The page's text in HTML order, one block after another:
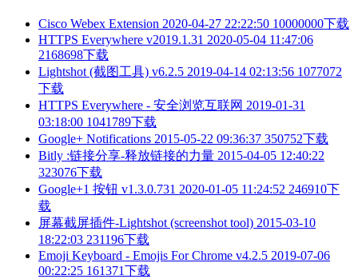
Cisco Webex Extension 2020-04-27 22:22:50 10000000下载
HTTPS Everywhere v2019.1.31 2020-05-04 11:47:06
2168698下载
Lightshot (截图工具) v6.2.5 2019-04-14 02:13:56 1077072
下载
HTTPS Everywhere - 安全浏览互联网 2019-01-31
03:18:00 1041789下载
Google+ Notifications 2015-05-22 09:36:37 350752下载
Bitly :链接分享-释放链接的力量 2015-04-05 12:40:22
323076下载
Google+1 按钮 v1.3.0.731 2020-01-05 11:24:52 246910下
载
屏幕截屏插件-Lightshot (screenshot tool) 2015-03-10
18:22:03 231196下载
Emoji Keyboard - Emojis For Chrome v4.2.5 2019-07-06
00:22:25 161371下载